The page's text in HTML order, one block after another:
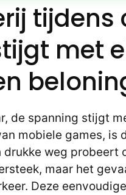
tijdens
met
de spanning stijgt
mobiele games,
drukke weg probeert
maar het
Deze